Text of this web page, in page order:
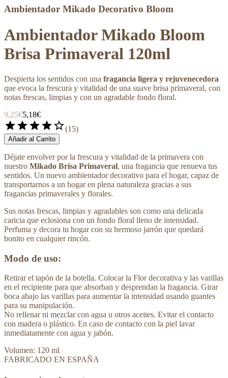
Ambientador Mikado Decorativo Bloom
Ambientador Mikado Bloom
Brisa Primaveral 120ml
Despierta los sentidos con una fragancia ligera y rejuvenecedora
que evoca la frescura y vitalidad de una suave brisa primaveral, con
notas frescas, limpias y con un agradable fondo floral.
9,25€5,18€
starstarstarstarstar_border(15)
Añadir al Carrito
Déjate envolver por la frescura y vitalidad de la primavera con
nuestro Mikado Brisa Primaveral, una fragancia que renueva tus
sentidos. Un nuevo ambientador decorativo para el hogar, capaz de
transportarnos a un hogar en plena naturaleza gracias a sus
fragancias primaverales y florales.
Sus notas frescas, limpias y agradables son como una delicada
caricia que eclosiona con un fondo floral lleno de intensidad.
Perfuma y decora tu hogar con su hermoso jarrón que quedará
bonito en cualquier rincón.
Modo de uso:
Retirar el tapón de la botella. Colocar la Flor decorativa y las varillas
en el recipiente para que absorban y desprendan la fragancia. Girar
boca abajo las varillas para aumentar la intensidad usando guantes
para su manipulación.
No rellenar ni mezclar con agua u otros aceites. Evitar el contacto
con madera o plástico. En caso de contacto con la piel lavar
inmediatamente con agua y jabón.
Volumen: 120 ml
FABRICADO EN ESPAÑA